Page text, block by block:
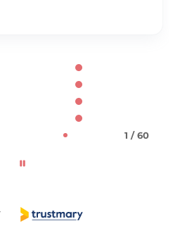
1 / 60